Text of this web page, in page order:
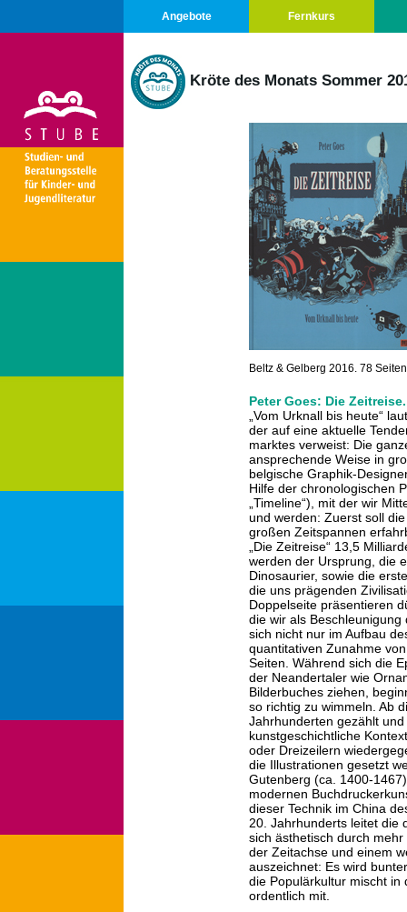
Angebote Fernkurs
Kröte des Monats Sommer
Beltz & Gelberg 2016. 78
Peter Goes: Die
„Vom Urknall bis heute“
der auf eine aktuelle
marktes verweist: Die
ansprechende Weise in
belgische Graphik-
Hilfe der chronologischen
„Timeline“), mit der wir
und werden: Zuerst soll
großen Zeitspannen
„Die Zeitreise“ 13,5
werden der Ursprung, die
Dinosaurier, sowie die
die uns prägenden
Doppelseite präsentieren
die wir als
sich nicht nur im Aufbau
quantitativen Zunahme
Seiten. Während sich die
der Neandertaler wie
Bilderbuches ziehen,
so richtig zu wimmeln. Ab
Jahrhunderten gezählt
kunstgeschichtliche
oder Dreizeilern
die Illustrationen gesetzt
Gutenberg (ca. 1400-
modernen
dieser Technik im China
20. Jahrhunderts leitet die
sich ästhetisch durch
der Zeitachse und einem
auszeichnet: Es wird
die Populärkultur mischt in
ordentlich mit.